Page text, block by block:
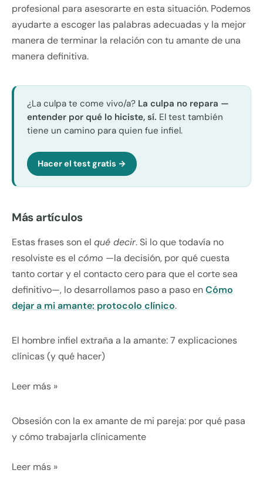
profesional para asesorarte en esta situación. Podemos
ayudarte a escoger las palabras adecuadas y la mejor
manera de terminar la relación con tu amante de una
manera definitiva.
¿La culpa te come vivo/a? La culpa no repara —
entender por qué lo hiciste, sí. El test también
tiene un camino para quien fue infiel.
Hacer el test gratis →
Más artículos
Estas frases son el qué decir. Si lo que todavía no
resolviste es el cómo —la decisión, por qué cuesta
tanto cortar y el contacto cero para que el corte sea
definitivo—, lo desarrollamos paso a paso enCómo
dejar a mi amante: protocolo clínico.
El hombre infiel extraña a la amante: 7 explicaciones
clínicas (y qué hacer)
Leer más »
Obsesión con la ex amante de mi pareja: por qué pasa
y cómo trabajarla clínicamente
Leer más »